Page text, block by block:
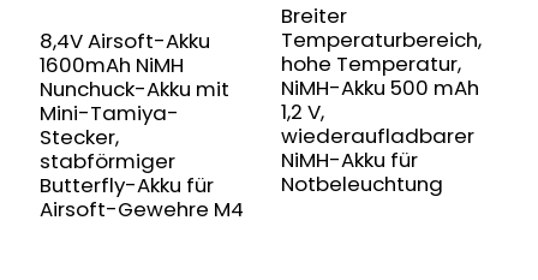
8,4V Airsoft-Akku
1600mAh NiMH
Nunchuck-Akku mit
Mini-Tamiya-
Stecker,
stabförmiger
Butterfly-Akku für
Airsoft-Gewehre M4
Breiter
Temperaturbereich,
hohe Temperatur,
NiMH-Akku 500 mAh
1,2 V,
wiederaufladbarer
NiMH-Akku für
Notbeleuchtung